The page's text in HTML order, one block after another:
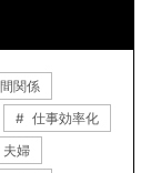
関係
仕事効率化
夫婦